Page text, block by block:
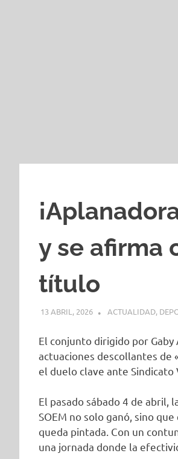
y se afirma
título
13 ABRIL, 2026 H P
ACTUALIDAD,
El conjunto dirigido por
actuaciones descollantes de
el duelo clave ante Sindicato
El pasado sábado 4 de
SOEM no solo ganó, sino
queda pintada. Con un
una jornada donde la